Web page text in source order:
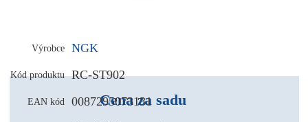
Výrobce NGK
Kód produktu RC-ST902
EAN kód 0087295073131
Cena za sadu